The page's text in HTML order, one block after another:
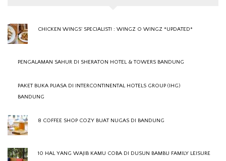
CHICKEN WINGS' SPECIALIST! : WINGZ O WINGZ *UPDATED*
PENGALAMAN SAHUR DI SHERATON HOTEL & TOWERS BANDUNG
PAKET BUKA PUASA DI INTERCONTINENTAL HOTELS GROUP (IHG)
BANDUNG
8 COFFEE SHOP COZY BUAT NUGAS DI BANDUNG
10 HAL YANG WAJIB KAMU COBA DI DUSUN BAMBU FAMILY LEISURE